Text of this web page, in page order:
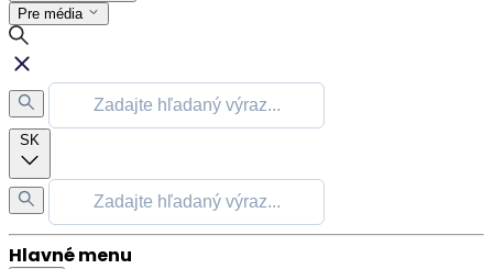
Pre média
SK
Hlavné menu